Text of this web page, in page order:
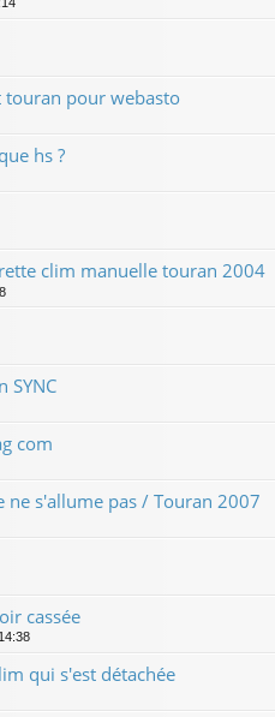
touran pour webasto
hs ?
clim manuelle touran 2004
SYNC
com
ne s'allume pas / Touran 2007
cassée
qui s'est détachée